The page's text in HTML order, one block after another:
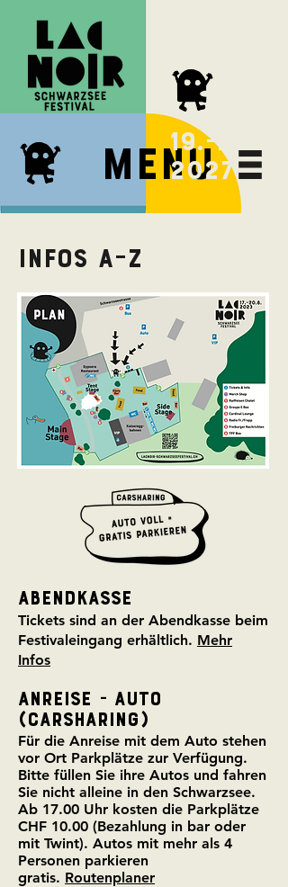
Menu
19.-21.8
2027
Infos a–z
Abendkasse
Tickets sind an der Abendkasse beim
Festivaleingang erhältlich. Mehr
Infos
AnreisE - AUTO
(Carsharing)
Für die Anreise mit dem Auto stehen
vor Ort Parkplätze zur Verfügung.
Bitte füllen Sie ihre Autos und fahren
Sie nicht alleine in den Schwarzsee.
Ab 17.00 Uhr kosten die Parkplätze
CHF 10.00 (Bezahlung in bar oder
mit Twint). Autos mit mehr als 4
Personen parkieren
gratis. Routenplaner